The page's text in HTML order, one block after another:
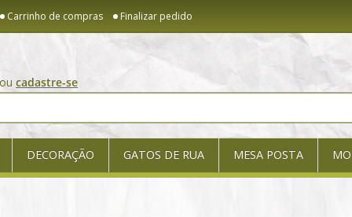
Carrinho de compras Finalizar pedido
cadastre-se
DECORAÇÃO GATOS DE RUA MESA POSTA